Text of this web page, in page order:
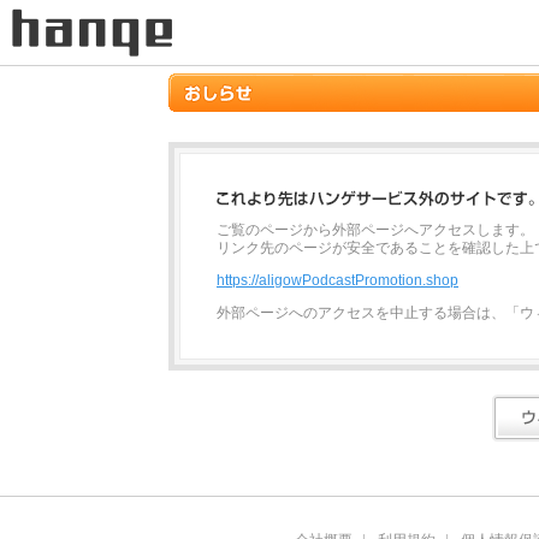
ご覧のページから外部ページへアクセスします。
リンク先のページが安全であることを確認した
https://aligowPodcastPromotion.shop
外部ページへのアクセスを中止する場合は、「